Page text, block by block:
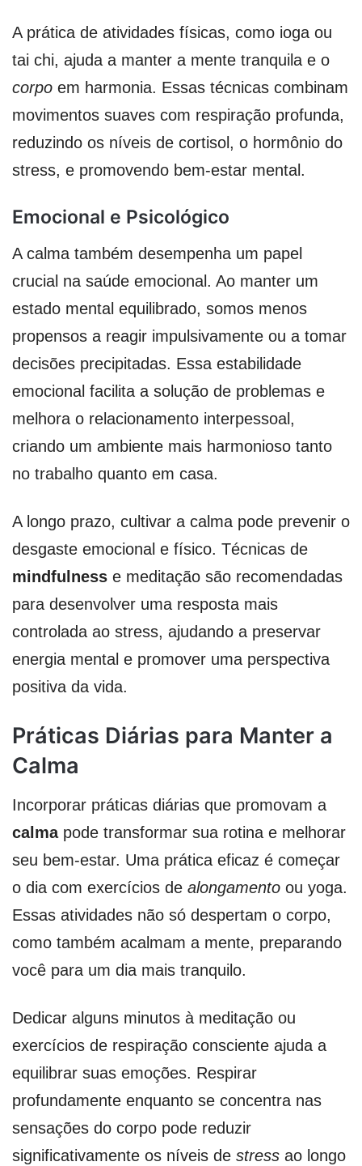
A prática de atividades físicas, como ioga ou
tai chi, ajuda a manter a mente tranquila e o
corpo em harmonia. Essas técnicas combinam
movimentos suaves com respiração profunda,
reduzindo os níveis de cortisol, o hormônio do
stress, e promovendo bem-estar mental.
Emocional e Psicológico
A calma também desempenha um papel
crucial na saúde emocional. Ao manter um
estado mental equilibrado, somos menos
propensos a reagir impulsivamente ou a tomar
decisões precipitadas. Essa estabilidade
emocional facilita a solução de problemas e
melhora o relacionamento interpessoal,
criando um ambiente mais harmonioso tanto
no trabalho quanto em casa.
A longo prazo, cultivar a calma pode prevenir o
desgaste emocional e físico. Técnicas de
mindfulness e meditação são recomendadas
para desenvolver uma resposta mais
controlada ao stress, ajudando a preservar
energia mental e promover uma perspectiva
positiva da vida.
Práticas Diárias para Manter a
Calma
Incorporar práticas diárias que promovam a
calmapode transformar sua rotina e melhorar
seu bem-estar. Uma prática eficaz é começar
o dia com exercícios de alongamento ou yoga.
Essas atividades não só despertam o corpo,
como também acalmam a mente, preparando
você para um dia mais tranquilo.
Dedicar alguns minutos à meditação ou
exercícios de respiração consciente ajuda a
equilibrar suas emoções. Respirar
profundamente enquanto se concentra nas
sensações do corpo pode reduzir
significativamente os níveis de stress ao longo